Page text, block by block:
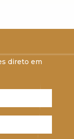
direto em